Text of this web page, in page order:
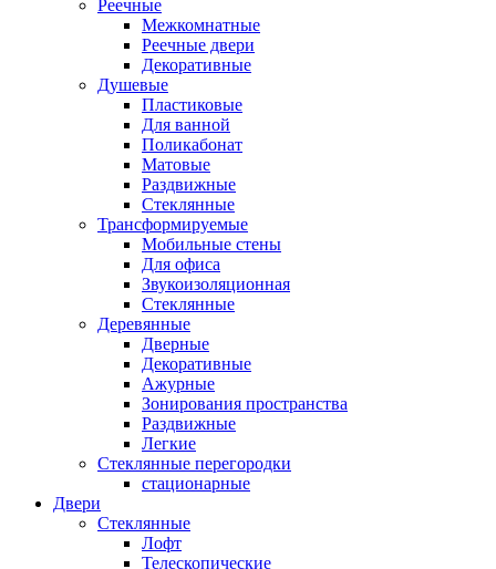
Реечные
Межкомнатные
Реечные двери
Декоративные
Душевые
Пластиковые
Для ванной
Поликабонат
Матовые
Раздвижные
Стеклянные
Трансформируемые
Мобильные стены
Для офиса
Звукоизоляционная
Стеклянные
Деревянные
Дверные
Декоративные
Ажурные
Зонирования пространства
Раздвижные
Легкие
Стеклянные перегородки
стационарные
Двери
Стеклянные
Лофт
Телескопические